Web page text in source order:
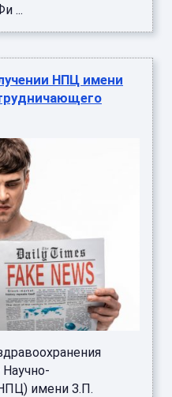
...
НПЦ имени
имени З.П.